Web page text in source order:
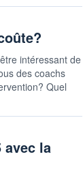
intéressant de
des coachs
Quel
avec la